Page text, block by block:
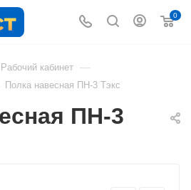
0
Рабочий кабинет —
Полка навесная ПН-3 Тэкс
ПН-3